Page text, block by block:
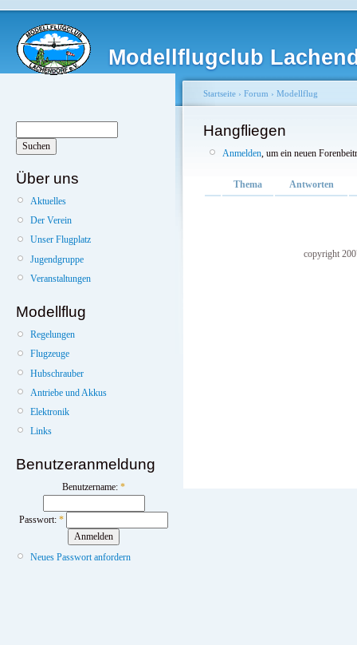
Modellflugclub
Über uns
Aktuelles
Der Verein
Unser Flugplatz
Jugendgruppe
Veranstaltungen
Modellflug
Regelungen
Flugzeuge
Hubschrauber
Antriebe und Akkus
Elektronik
Links
Benutzeranmeldung
Benutzername: *
Passwort: *
Neues Passwort anfordern
Startseite › Forum › Modellflug
Hangfliegen
Anmelden, um ein neuen
Thema Antworten
copyright